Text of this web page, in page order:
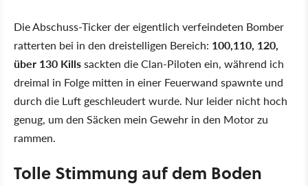
Die Abschuss-Ticker der eigentlich verfeindeten Bomber
ratterten bei in den dreistelligen Bereich: 100,110, 120,
über 130 Killssackten die Clan-Piloten ein, während ich
dreimal in Folge mitten in einer Feuerwand spawnte und
durch die Luft geschleudert wurde. Nur leider nicht hoch
genug, um den Säcken mein Gewehr in den Motor zu
rammen.
Tolle Stimmung auf dem Boden